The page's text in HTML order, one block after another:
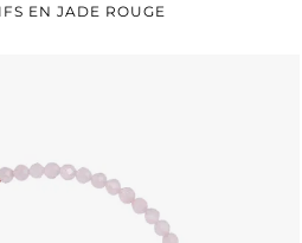
EN JADE ROUGE